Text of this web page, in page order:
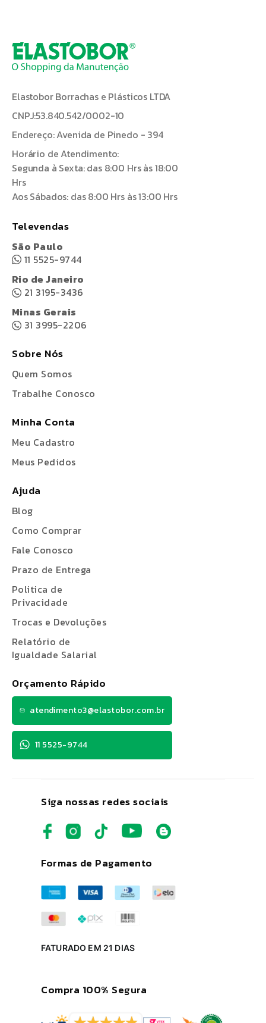
Siga nossas redes sociais
Formas de Pagamento
FATURADO EM 21 DIAS
Compra 100% Segura
Elastobor Borrachas e Plásticos LTDA
CNPJ:53.840.542/0002-10
Endereço: Avenida de Pinedo - 394
Horário de Atendimento:
Segunda à Sexta: das 8:00 Hrs às 18:00
Hrs
Aos Sábados: das 8:00 Hrs às 13:00 Hrs
Televendas
São Paulo
11 5525-9744
Rio de Janeiro
21 3195-3436
Minas Gerais
31 3995-2206
Sobre Nós
Quem Somos
Trabalhe Conosco
Minha Conta
Meu Cadastro
Meus Pedidos
Ajuda
Blog
Como Comprar
Fale Conosco
Prazo de Entrega
Politica de
Privacidade
Trocas e Devoluções
Relatório de
Igualdade Salarial
Orçamento Rápido
atendimento3@elastobor.com.br
11 5525-9744